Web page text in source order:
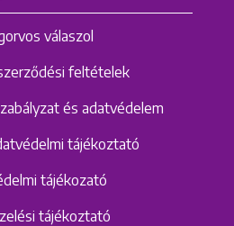
válaszol
feltételek
és adatvédelem
tájékoztató
tájékozató
tájékoztató